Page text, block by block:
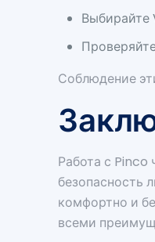
Выбирайте
Соблюдение
Работа с Pinco
безопасность
комфортно и
всеми